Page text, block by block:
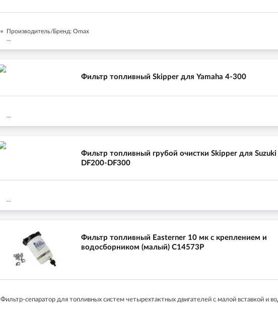
Производитель/Бренд: Omax
...
Фильтр топливный Skipper для Yamaha 4-300
...
Фильтр топливный грубой очистки Skipper для Suzuki
DF200-DF300
...
Фильтр топливный Easterner 10 мк с креплением и
водосборником (малый) C14573P
Фильтр-сепаратор для топливных систем четырехтактных двигателей с малой вставкой и